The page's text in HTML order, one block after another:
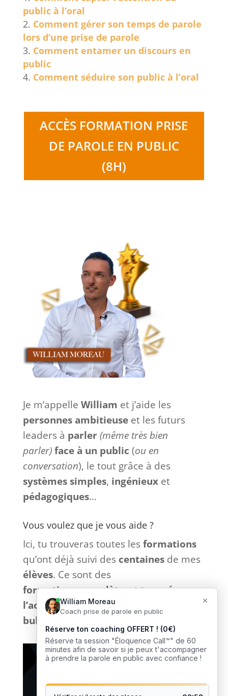
public à l’oral
Comment gérer son temps de parole
lors d’une prise de parole
Comment entamer un discours en
public
Comment séduire son public à l’oral
ACCÈS FORMATION PRISE
DE PAROLE EN PUBLIC
(8H)
Je m’appelle William et j’aide les
personnes ambitieuseet les futurs
leaders à parler (même très bien
parler) face à un public (ou en
conversation), le tout grâce à des
systèmes simples, ingénieuxet
pédagogiques…
Vous voulez que je vous aide ?
Ici, tu trouveras toutes lesformations
qu’ont déjà suivi des centainesde mes
élèves. Ce sont des
formationscomplètesettournéesvers
l’actionsans bla-bla inutile et
bullshit